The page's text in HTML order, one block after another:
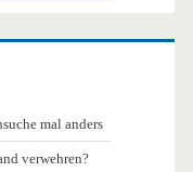
mal anders
verwehren?